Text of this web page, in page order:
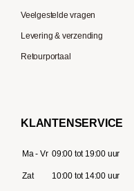
Veelgestelde vragen
Levering & verzending
Retourportaal
KLANTENSERVICE
Ma - Vr 09:00 tot 19:00 uur
Zat 10:00 tot 14:00 uur